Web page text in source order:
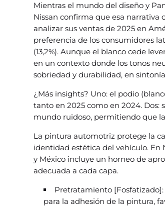
Mientras el mundo del diseño y
Nissan confirma que esa narrativa
analizar sus ventas de 2025 en
preferencia de los consumidores
(13,2%). Aunque el blanco cede
en un contexto donde los tonos
sobriedad y durabilidad, en
¿Más insights? Uno: el podio
tanto en 2025 como en 2024.
mundo ruidoso, permitiendo que
La pintura automotriz protege la
identidad estética del vehículo. En
y México incluye un horneo de
adecuada a cada capa.
Pretratamiento
para la adhesión de la pintura,